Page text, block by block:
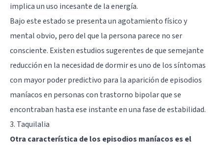
implica un uso incesante de la energía.
Bajo este estado se presenta un agotamiento físico y
mental obvio, pero del que la persona parece no ser
consciente. Existen estudios sugerentes de que semejante
reducción en la necesidad de dormir es uno de los síntomas
con mayor poder predictivo para la aparición de episodios
maníacos en personas con trastorno bipolar que se
encontraban hasta ese instante en una fase de estabilidad.
3. Taquilalia
Otra característica de los episodios maníacos es el